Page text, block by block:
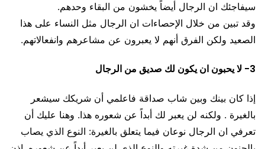
سيفاجئك ان الرجال أيضاً يخشون من البقاء وحدهم.
وقد تبين من خلال الإحصاءات ان الرجال مثل النساء على هذا
الصعيد ولكن الفرق أنهم لا يعبرون عن مشاعرهم وانفعالاتهم.
3- لا يحبون ان يكون لك صديق من الرجال
إذا كان بينك وبين شاب صداقة فاعلمي أن شريكك سيشعر
بالغيرة . ولكنه لن يعبر لك أبداً عن شعوره هذا. وهنا عليك أن
تعرفي ان الرجال نوعان فيما يتعلق بالغيرة: النوع الذي يصاب